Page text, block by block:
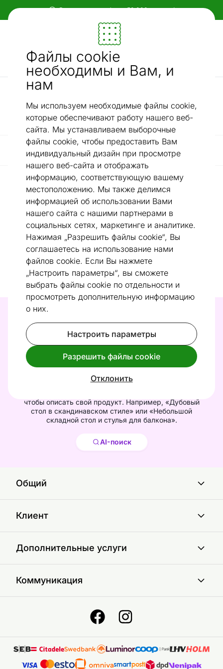
Файлы cookie
необходимы и Вам, и
нам
Мы используем необходимые файлы cookie,
которые обеспечивают работу нашего веб-
сайта. Мы устанавливаем выборочные
файлы cookie, чтобы предоставить Вам
индивидуальный дизайн при просмотре
нашего веб-сайта и отображать
информацию, соответствующую вашему
местоположению. Мы также делимся
информацией об использовании Вами
нашего сайта с нашими партнерами в
социальных сетях, маркетинге и аналитике.
Нажимая „Разрешить файлы cookie“, Вы
соглашаетесь на использование нами
файлов cookie. Если Вы нажмете
„Настроить параметры“, вы сможете
выбрать файлы cookie по отдельности и
просмотреть дополнительную информацию
о них.
Настроить параметры
Разрешить файлы cookie
Отклонить
В ассортименте более 50 000 товаров!
Мебель и убранство - ON24
Ищи...
Стеллажи
Фильтр / Сортировка
Товары не найдены
Найди свою мебель с помощью
нашего AI-поиска
Попробуй бессловесный поиск и быстрее
найди идеальную мебель. Просто нажми
и
найди.
чтобы описать свой продукт. Например, «Дубовый
стол в скандинавском стиле» или «Небольшой
складной стол и стулья для балкона».
Найти AI-поиск
Общий
Клиент
Дополнительные услуги
Коммуникация